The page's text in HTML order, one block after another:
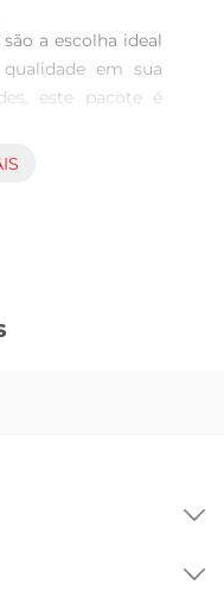
a escolha ideal
em sua
este pacote é
Cada ovo é
e essencial
para toda a